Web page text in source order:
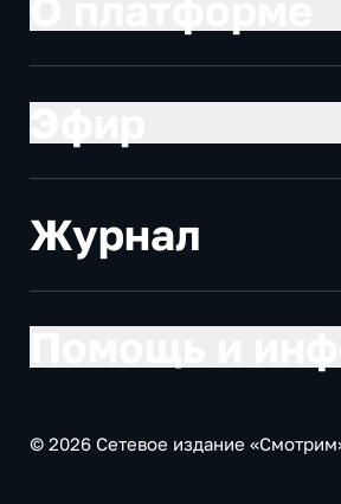
Журнал
© 2026 Сетевое издание